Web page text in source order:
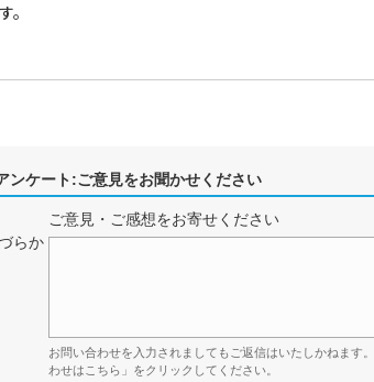
。
ンケート:ご意見をお聞かせください
らか
ご意見・ご感想をお寄せください
お問い合わせを入力されましてもご返信はいたしかねます
わせはこちら」をクリックしてください。